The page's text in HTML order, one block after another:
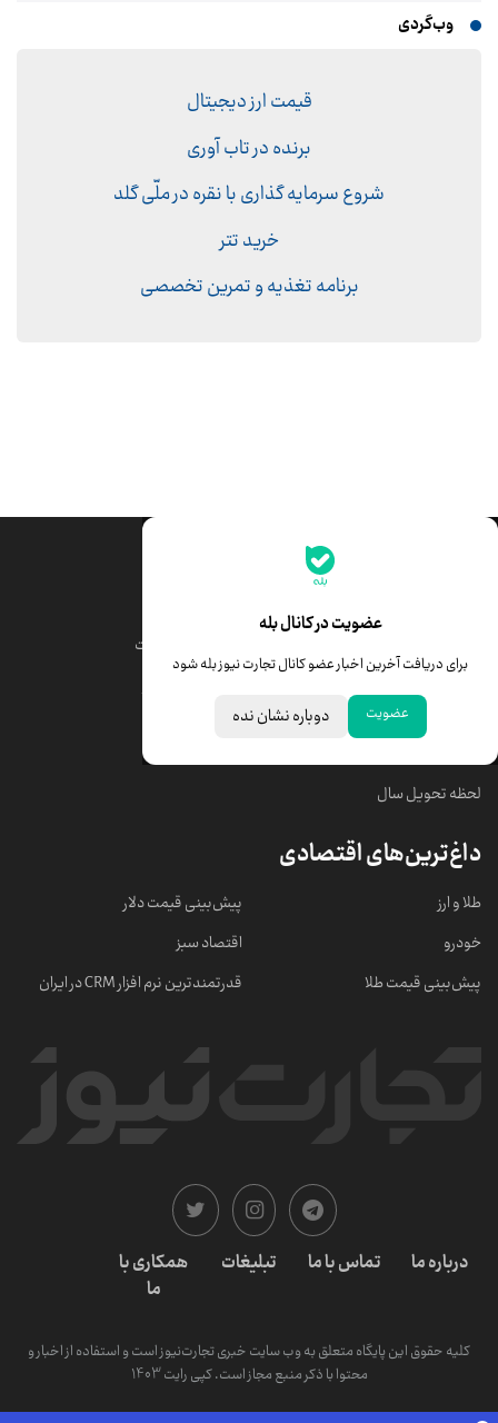
وب‌گردی
قیمت ارز دیجیتال
برنده در تاب آوری
شروع سرمایه گذاری با نقره در ملّی گلد
خرید تتر
برنامه تغذیه و تمرین تخصصی
عضویت در کانال بله
برای دریافت آخرین اخبار عضو کانال تجارت نیوز بله شود
عضویت دوباره نشان نده
جدیدترین قیمت‌ها
قیمت درهم امارات
خبرهای مهم
لحظه تحویل سال
داغ‌ترین‌های اقتصادی
طلا و ارز
خودرو
پیش‌بینی قیمت طلا
پیش‌بینی قیمت دلار
اقتصاد سبز
قدرتمندترین نرم‌ افزار CRM در ایران
درباره ما تماس با ما تبلیغات
همکاری با
ما
کلیه حقوق این پایگاه متعلق به وب سایت خبری تجارت‌نیوز است و استفاده از اخبار و
محتوا با ذکر منبع مجاز است. کپی رایت 1403